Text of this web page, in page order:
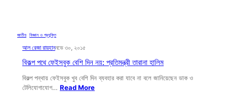
জাতীয় বিজ্ঞান ও প্রযুক্তি
আল রেজা রায়হাননভে ৩০, ২০১৫
বিকল্প পথে ফেইসবুক বেশি দিন নয়: প্রতিমন্ত্রী তারানা হালিম
বিকল্প পন্থায় ফেইসবুক খুব বেশি দিন ব্যবহার করা যাবে না বলে জানিয়েছেন ডাক ও
টেলিযোগাযোগ… Read More